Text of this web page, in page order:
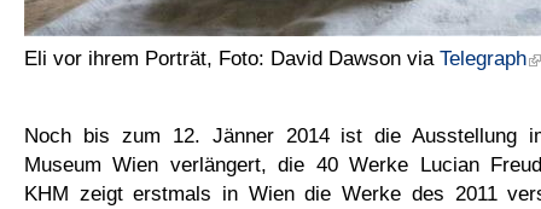
Eli vor ihrem Porträt, Foto: David Dawson via Telegraph
Noch bis zum 12. Jänner 2014 ist die Ausstellung
Museum Wien verlängert, die 40 Werke Lucian
KHM zeigt erstmals in Wien die Werke des 2011